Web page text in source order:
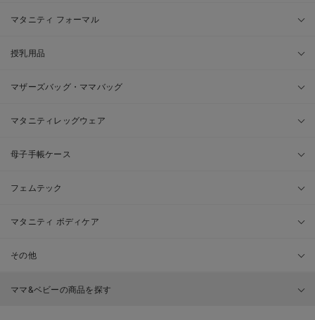
マタニティ フォーマル
授乳用品
マザーズバッグ・ママバッグ
マタニティレッグウェア
母子手帳ケース
フェムテック
マタニティ ボディケア
その他
ママ&ベビーの商品を探す